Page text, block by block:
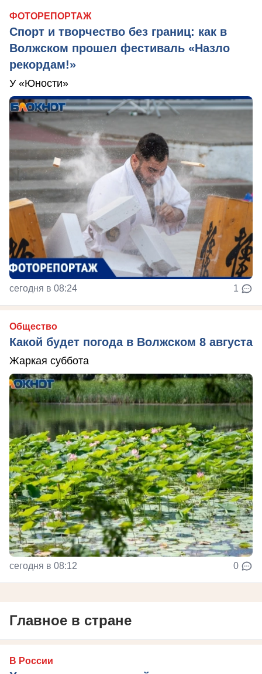
ФОТОРЕПОРТАЖ
Спорт и творчество без границ: как в
Волжском прошел фестиваль «Назло
рекордам!»
У «Юности»
сегодня в 08:24 1
Общество
Какой будет погода в Волжском 8 августа
Жаркая суббота
сегодня в 08:12 0
Главное в стране
В России